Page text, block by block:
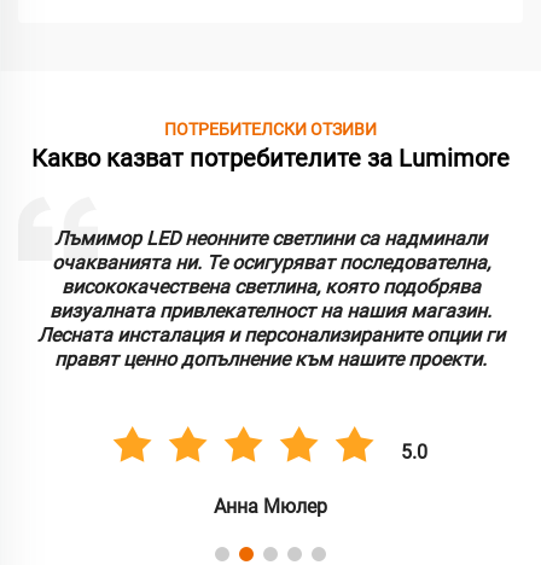
ПОТРЕБИТЕЛСКИ ОТЗИВИ
Какво казват потребителите за Lumimore
Лъмимор LED неонните светлини са надминали
очакванията ни. Те осигуряват последователна,
висококачествена светлина, която подобрява
визуалната привлекателност на нашия магазин.
Лесната инсталация и персонализираните опции ги
правят ценно допълнение към нашите проекти.
5.0
Анна Мюлер